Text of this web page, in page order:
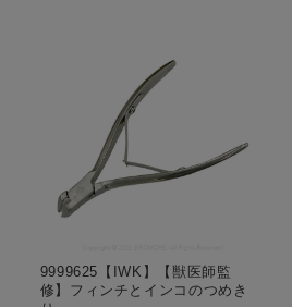
9999625【IWK】【獣医師監
修】フィンチとインコのつめき